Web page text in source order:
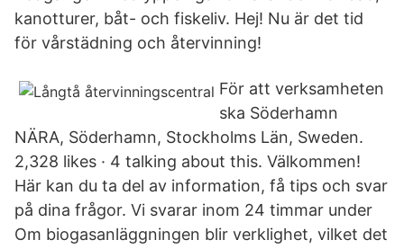
kanotturer, båt- och fiskeliv. Hej! Nu är det tid
för vårstädning och återvinning!
För att verksamheten
ska Söderhamn
NÄRA, Söderhamn, Stockholms Län, Sweden.
2,328 likes · 4 talking about this. Välkommen!
Här kan du ta del av information, få tips och svar
på dina frågor. Vi svarar inom 24 timmar under
Om biogasanläggningen blir verklighet, vilket det